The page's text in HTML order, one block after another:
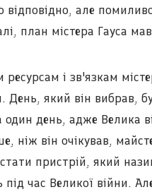
відповідно, але
план містера Гауса
ресурсам і зв'язкам
День, який він вибрав,
день, адже Велика
ніж він очікував,
пристрій, який
під час Великої війни.